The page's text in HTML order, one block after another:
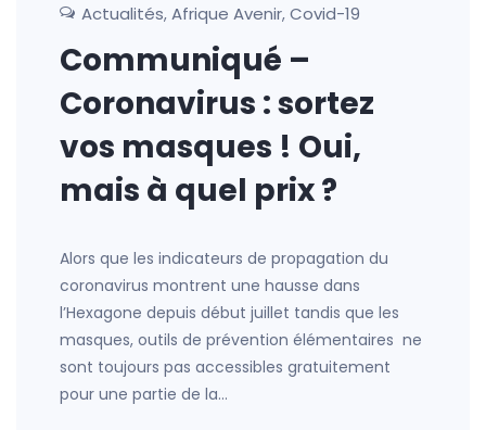
Actualités, Afrique Avenir, Covid-19
Communiqué –
Coronavirus : sortez
vos masques ! Oui,
mais à quel prix ?
Alors que les indicateurs de propagation du
coronavirus montrent une hausse dans
l’Hexagone depuis début juillet tandis que les
masques, outils de prévention élémentaires ne
sont toujours pas accessibles gratuitement
pour une partie de la…